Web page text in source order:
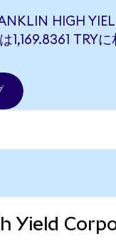
HIGH
1,169.8361 TRY
Yield